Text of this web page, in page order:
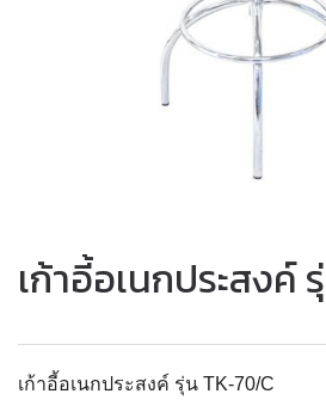
เก้าอี้อเนกประสงค์
เก้าอี้อเนกประสงค์ รุ่น TK-70/C